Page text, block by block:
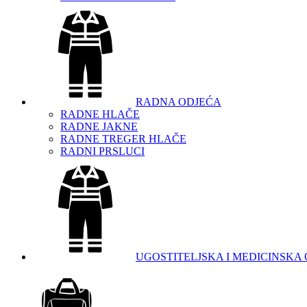
RADNA ODJEĆA
RADNE HLAČE
RADNE JAKNE
RADNE TREGER HLAČE
RADNI PRSLUCI
UGOSTITELJSKA I MEDICINSKA